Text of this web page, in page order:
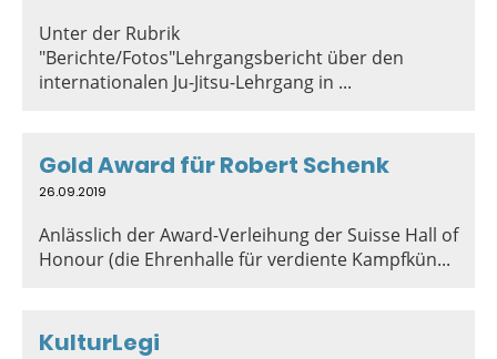
Unter der Rubrik
"Berichte/Fotos"Lehrgangsbericht über den
internationalen Ju-Jitsu-Lehrgang in ...
Gold Award für Robert Schenk
26.09.2019
Anlässlich der Award-Verleihung der Suisse Hall of
Honour (die Ehrenhalle für verdiente Kampfkün...
KulturLegi